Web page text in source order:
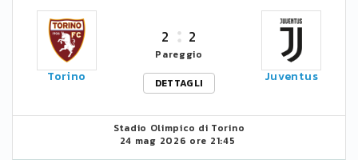
Torino
2 2
Pareggio
DETTAGLI
Juventus
Stadio Olimpico di Torino
24 mag 2026 ore 21:45